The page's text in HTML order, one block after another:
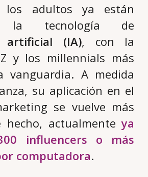
los adultos ya están
la tecnología de
artificial (IA), con la
y los millennials más
vanguardia. A medida
su aplicación en el
se vuelve más
hecho, actualmenteya
influencers o más
computadora.